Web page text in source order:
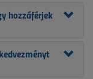
hozzáférjek